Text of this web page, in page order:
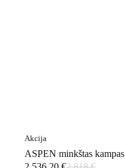
Akcija
ASPEN minkštas kampas